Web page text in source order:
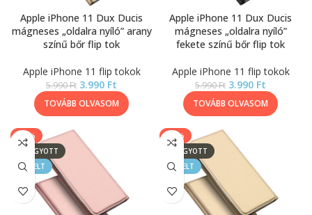
Apple iPhone 11 Dux Ducis
mágneses „oldalra nyíló” arany
színű bőr flip tok
Apple iPhone 11 flip tokok
5.990Ft 3.990 Ft
TOVÁBB OLVASOM
Apple iPhone 11 Dux Ducis
mágneses „oldalra nyíló”
fekete színű bőr flip tok
Apple iPhone 11 flip tokok
5.990Ft 3.990 Ft
TOVÁBB OLVASOM
-33%
ELFOGYOTT
KIEMELT
-33%
ELFOGYOTT
KIEMELT